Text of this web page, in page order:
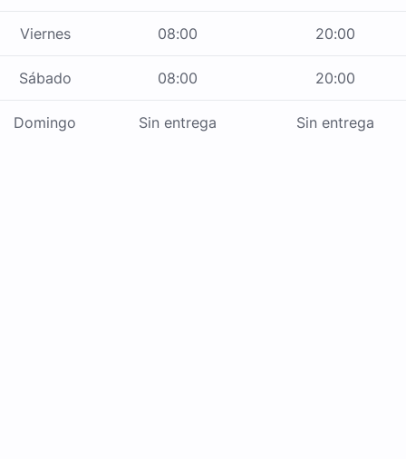
Viernes 08:00 20:00
Sábado 08:00 20:00
Domingo Sin entrega Sin entrega